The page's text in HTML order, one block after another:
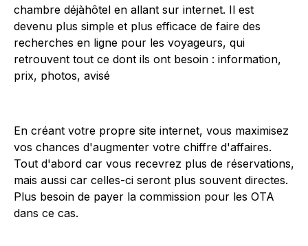
chambre déjàhôtel en allant sur internet. Il est
devenu plus simple et plus efficace de faire des
recherches en ligne pour les voyageurs, qui
retrouvent tout ce dont ils ont besoin : information,
prix, photos, avisé
En créant votre propre site internet, vous maximisez
vos chances d'augmenter votre chiffre d'affaires.
Tout d'abord car vous recevrez plus de réservations,
mais aussi car celles-ci seront plus souvent directes.
Plus besoin de payer la commission pour les OTA
dans ce cas.